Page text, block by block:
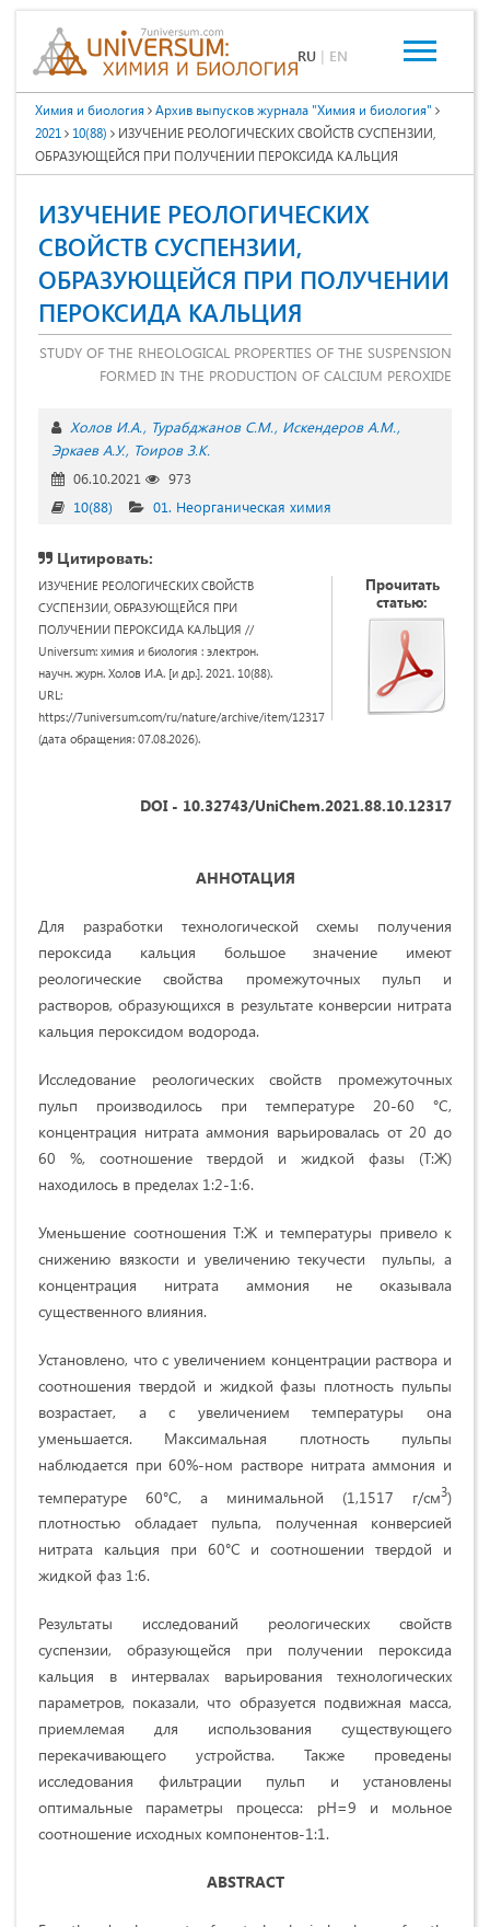
RU | EN
Химия и биология
Архив выпусков журнала "Химия и биология"
2021
10(88)
ИЗУЧЕНИЕ РЕОЛОГИЧЕСКИХ СВОЙСТВ СУСПЕНЗИИ,
ОБРАЗУЮЩЕЙСЯ ПРИ ПОЛУЧЕНИИ ПЕРОКСИДА КАЛЬЦИЯ
ИЗУЧЕНИЕ РЕОЛОГИЧЕСКИХ
СВОЙСТВ СУСПЕНЗИИ,
ОБРАЗУЮЩЕЙСЯ ПРИ ПОЛУЧЕНИИ
ПЕРОКСИДА КАЛЬЦИЯ
STUDY OF THE RHEOLOGICAL PROPERTIES OF THE SUSPENSION
FORMED IN THE PRODUCTION OF CALCIUM PEROXIDE
Холов И.А. Турабджанов С.М. Искендеров А.М.
Эркаев А.У. Тоиров З.К.
06.10.2021
973
10(88)
01. Неорганическая химия
Цитировать:
ИЗУЧЕНИЕ РЕОЛОГИЧЕСКИХ СВОЙСТВ
СУСПЕНЗИИ, ОБРАЗУЮЩЕЙСЯ ПРИ
ПОЛУЧЕНИИ ПЕРОКСИДА КАЛЬЦИЯ //
Universum: химия и биология : электрон.
научн. журн. Холов И.А. [и др.]. 2021. 10(88).
URL:
https://7universum.com/ru/nature/archive/item/12317
(дата обращения: 07.08.2026).
Прочитать
статью:
DOI - 10.32743/UniChem.2021.88.10.12317
АННОТАЦИЯ
Для разработки технологической схемы получения
пероксида кальция большое значение имеют
реологические свойства промежуточных пульп и
растворов, образующихся в результате конверсии нитрата
кальция пероксидом водорода.
Исследование реологических свойств промежуточных
пульп производилось при температуре 20-60 °С,
концентрация нитрата аммония варьировалась от 20 до
60 %, соотношение твердой и жидкой фазы (Т:Ж)
находилось в пределах 1:2-1:6.
Уменьшение соотношения Т:Ж и температуры привело к
снижению вязкости и увеличению текучести пульпы, а
концентрация нитрата аммония не оказывала
существенного влияния.
Установлено, что с увеличением концентрации раствора и
соотношения твердой и жидкой фазы плотность пульпы
возрастает, а с увеличением температуры она
уменьшается. Максимальная плотность пульпы
наблюдается при 60%-ном растворе нитрата аммония и
температуре 60°С, а минимальной (1,1517 г/см3)
плотностью обладает пульпа, полученная конверсией
нитрата кальция при 60°С и соотношении твердой и
жидкой фаз 1:6.
Результаты исследований реологических свойств
суспензии, образующейся при получении пероксида
кальция в интервалах варьирования технологических
параметров, показали, что образуется подвижная масса,
приемлемая для использования существующего
перекачивающего устройства. Также проведены
исследования фильтрации пульп и установлены
оптимальные параметры процесса: рН=9 и мольное
соотношение исходных компонентов-1:1.
ABSTRACT